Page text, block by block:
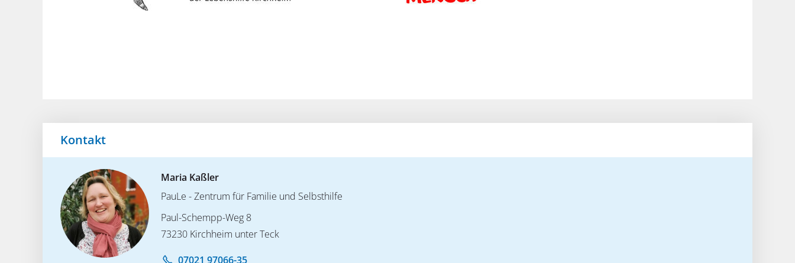
Kontakt
Maria Kaßler
PauLe - Zentrum für Familie und Selbsthilfe
Paul-Schempp-Weg 8
73230 Kirchheim unter Teck
07021 97066-35